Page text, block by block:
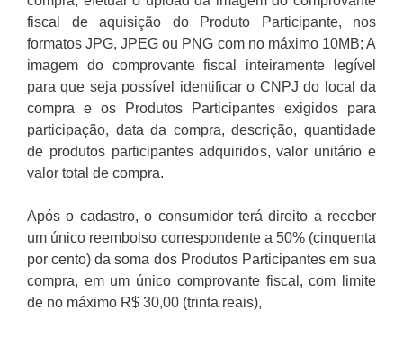
fiscal de aquisição do Produto Participante, nos
formatos JPG, JPEG ou PNG com no máximo 10MB; A
imagem do comprovante fiscal inteiramente legível
para que seja possível identificar o CNPJ do local da
compra e os Produtos Participantes exigidos para
participação, data da compra, descrição, quantidade
de produtos participantes adquiridos, valor unitário e
valor total de compra.
Após o cadastro, o consumidor terá direito a receber
um único reembolso correspondente a 50% (cinquenta
por cento) da soma dos Produtos Participantes em sua
compra, em um único comprovante fiscal, com limite
de no máximo R$ 30,00 (trinta reais),